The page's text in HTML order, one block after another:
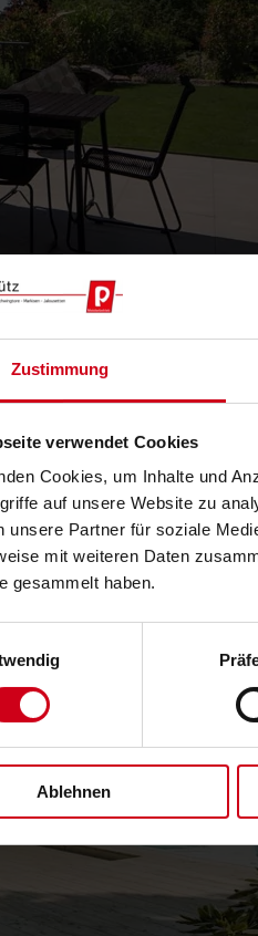
Zustimmung
verwendet Cookies
Cookies, um Inhalte und
auf unsere Website zu
unsere Partner für soziale
mit weiteren Daten
gesammelt haben.
Ablehnen
mit der kompakten
den flexiblen Einsatz auf